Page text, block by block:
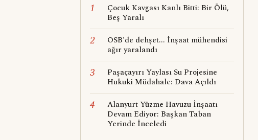
1
Çocuk Kavgası Kanlı Bitti: Bir Ölü,
Beş Yaralı
2
OSB'de dehşet... İnşaat mühendisi
ağır yaralandı
3
Paşaçayırı Yaylası Su Projesine
Hukuki Müdahale: Dava Açıldı
4
Alanyurt Yüzme Havuzu İnşaatı
Devam Ediyor: Başkan Taban
Yerinde İnceledi